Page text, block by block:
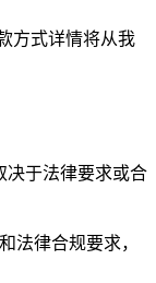
方式详情将从我
决于法律要求或合
法律合规要求，